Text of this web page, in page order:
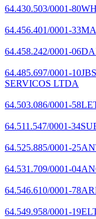
64.430.503/0001-80
64.456.401/0001-33
64.458.242/0001-06
64.485.697/0001-10
SERVICOS LTDA
64.503.086/0001-58
64.511.547/0001-34
64.525.885/0001-25
64.531.709/0001-04
64.546.610/0001-78
64.549.958/0001-19